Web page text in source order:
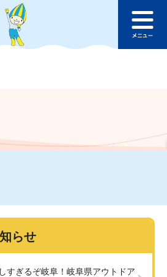
のページの本文へ
ュ
らせ
すぎるぞ岐阜！岐阜県アウトドア